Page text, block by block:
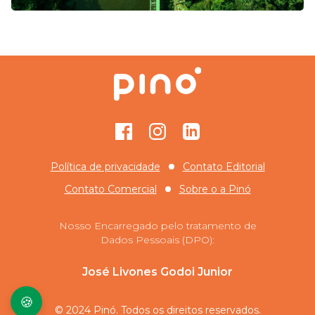
FacebookInstagramGitHub
Política de privacidade
Contato Editorial
Contato Comercial
Sobre o a Pinó
Nosso Encarregado pelo tratamento de
Dados Pessoais (DPO):
José Livones Godoi Junior
© 2024 Pinó. Todos os direitos reservados.
🍪